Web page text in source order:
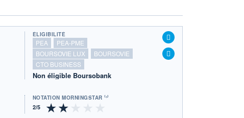
ÉLIGIBILITÉ
PEA
PEA-PME
BOURSOVIE LUX
BOURSOVIE
CTO BUSINESS
Non éligible Boursobank
NOTATION MORNINGSTAR ⁽¹⁾